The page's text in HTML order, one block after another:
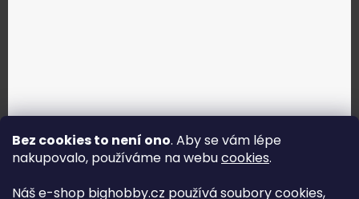
Bez cookies to není ono. Aby se vám lépe
nakupovalo, používáme na webucookies.
Náš e-shop bighobby.cz používá soubory cookies,
Jak vybrat správné servo?